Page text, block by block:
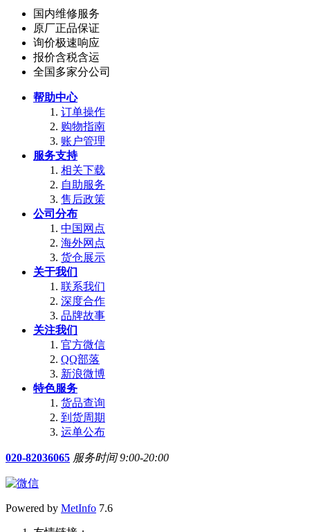
国内维修服务
原厂正品保证
询价极速响应
报价含税含运
全国多家分公司
帮助中心
订单操作
购物指南
账户管理
服务支持
相关下载
自助服务
售后政策
公司分布
中国网点
海外网点
货仓展示
关于我们
联系我们
深度合作
品牌故事
关注我们
官方微信
QQ部落
新浪微博
特色服务
货品查询
到货周期
运单公布
020-82036065 服务时间 9:00-20:00
Powered by MetInfo 7.6